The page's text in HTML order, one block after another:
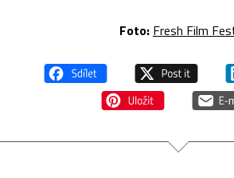
Foto: Fresh Film